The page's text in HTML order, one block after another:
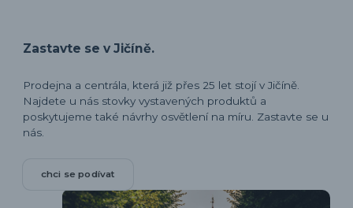
Zastavte se v Jičíně.
Prodejna a centrála, která již přes 25 let stojí v Jičíně.
Najdete u nás stovky vystavených produktů a
poskytujeme také návrhy osvětlení na míru. Zastavte se u
nás.
chci se podívat